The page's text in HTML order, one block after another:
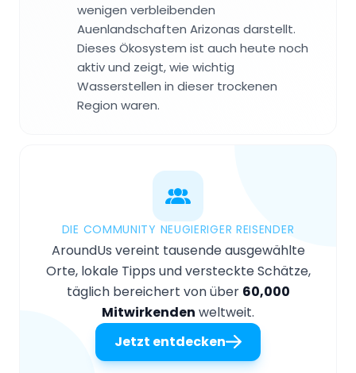
wenigen verbleibenden
Auenlandschaften Arizonas darstellt.
Dieses Ökosystem ist auch heute noch
aktiv und zeigt, wie wichtig
Wasserstellen in dieser trockenen
Region waren.
DIE COMMUNITY NEUGIERIGER REISENDER
AroundUs vereint tausende ausgewählte
Orte, lokale Tipps und versteckte Schätze,
täglich bereichert von über 60,000
Mitwirkenden weltweit.
Jetzt entdecken